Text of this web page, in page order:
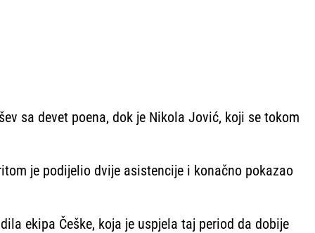
sa devet poena, dok je Nikola Jović, koji se tokom
je podijelio dvije asistencije i konačno pokazao
ekipa Češke, koja je uspjela taj period da dobije